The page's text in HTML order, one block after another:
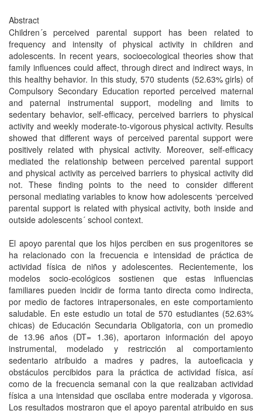
Abstract
Children´s perceived parental support has been related to
frequency and intensity of physical activity in children and
adolescents. In recent years, socioecological theories show that
family influences could affect, through direct and indirect ways, in
this healthy behavior. In this study, 570 students (52.63% girls) of
Compulsory Secondary Education reported perceived maternal
and paternal instrumental support, modeling and limits to
sedentary behavior, self-efficacy, perceived barriers to physical
activity and weekly moderate-to-vigorous physical activity. Results
showed that different ways of perceived parental support were
positively related with physical activity. Moreover, self-efficacy
mediated the relationship between perceived parental support
and physical activity as perceived barriers to physical activity did
not. These finding points to the need to consider different
personal mediating variables to know how adolescents ‘perceived
parental support is related with physical activity, both inside and
outside adolescents´ school context.
El apoyo parental que los hijos perciben en sus progenitores se
ha relacionado con la frecuencia e intensidad de práctica de
actividad física de niños y adolescentes. Recientemente, los
modelos socio-ecológicos sostienen que estas influencias
familiares pueden incidir de forma tanto directa como indirecta,
por medio de factores intrapersonales, en este comportamiento
saludable. En este estudio un total de 570 estudiantes (52.63%
chicas) de Educación Secundaria Obligatoria, con un promedio
de 13.96 años (DT= 1.36), aportaron información del apoyo
instrumental, modelado y restricción al comportamiento
sedentario atribuido a madres y padres, la autoeficacia y
obstáculos percibidos para la práctica de actividad física, así
como de la frecuencia semanal con la que realizaban actividad
física a una intensidad que oscilaba entre moderada y vigorosa.
Los resultados mostraron que el apoyo parental atribuido en sus